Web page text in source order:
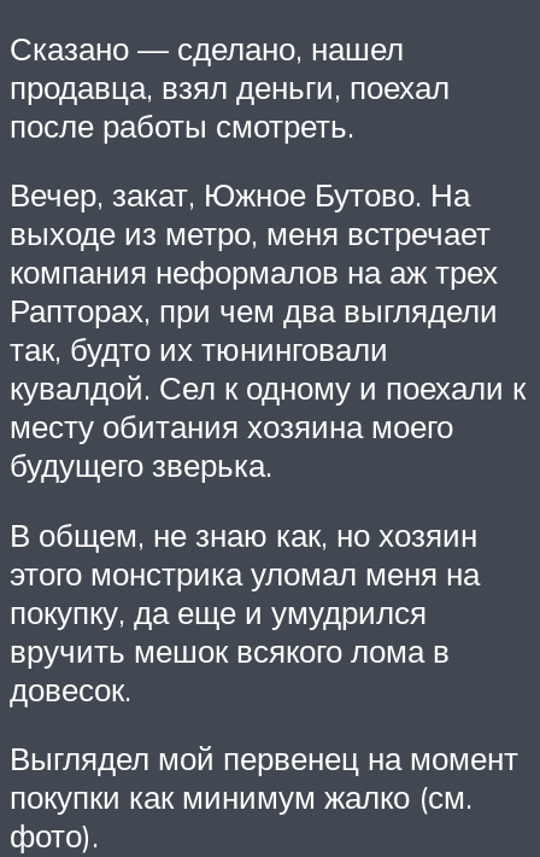
Сказано — сделано, нашел
продавца, взял деньги, поехал
после работы смотреть.
Вечер, закат, Южное Бутово. На
выходе из метро, меня встречает
компания неформалов на аж трех
Рапторах, при чем два выглядели
так, будто их тюнинговали
кувалдой. Сел к одному и поехали к
месту обитания хозяина моего
будущего зверька.
В общем, не знаю как, но хозяин
этого монстрика уломал меня на
покупку, да еще и умудрился
вручить мешок всякого лома в
довесок.
Выглядел мой первенец на момент
покупки как минимум жалко (см.
фото).